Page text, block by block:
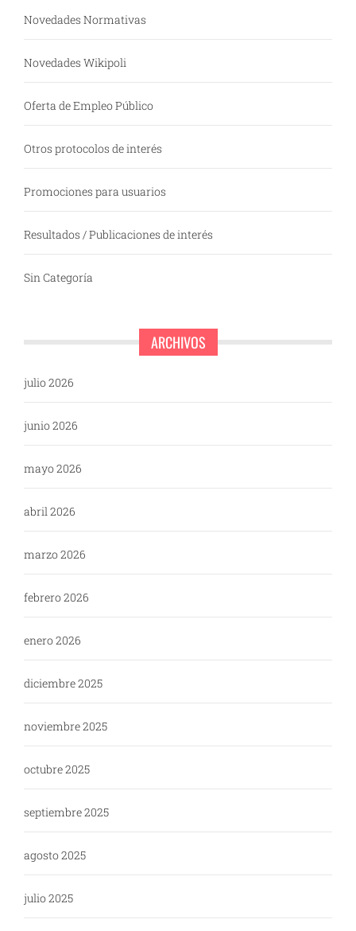
Novedades Normativas
Novedades Wikipoli
Oferta de Empleo Público
Otros protocolos de interés
Promociones para usuarios
Resultados / Publicaciones de interés
Sin Categoría
ARCHIVOS
julio 2026
junio 2026
mayo 2026
abril 2026
marzo 2026
febrero 2026
enero 2026
diciembre 2025
noviembre 2025
octubre 2025
septiembre 2025
agosto 2025
julio 2025